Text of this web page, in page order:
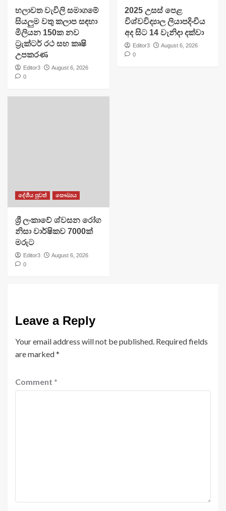
හලාවත වැවිලි සමාගමේ
සියලුම වතු කලාප සඳහා
මිලියන 150ක නව
ට්‍රැක්ටර් රථ සහ කෘෂි
උපකරණ
Editor3
August 6, 2026
0
​2025 උසස් පෙළ
විශ්වවිද්‍යාල ලියාපදිංචිය
අද සිට 14 වැනිදා දක්වා
Editor3
August 6, 2026
0
දේශීය පුවත් සෞඛ්‍යය
ශ්‍රී ලංකාවේ ශ්වසන රෝග
නිසා වාර්ෂිකව 7000ක්
මරුට
Editor3
August 6, 2026
0
Leave a Reply
Your email address will not be published. Required fields
are marked*
Comment *